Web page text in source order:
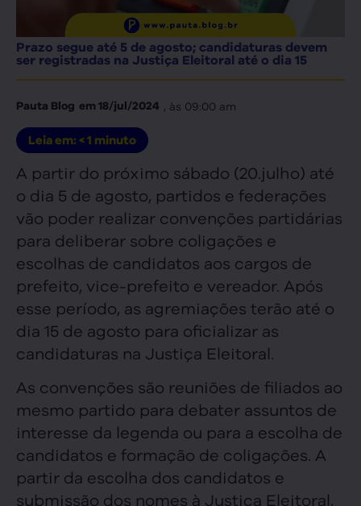
Prazo segue até 5 de agosto; candidaturas devem
ser registradas na Justiça Eleitoral até o dia 15
Pauta Blog em18/jul/2024 , às 09:00 am
Leia em: < 1 minuto
A partir do próximo sábado (20.julho) até
o dia 5 de agosto, partidos e federações
vão poder realizar convenções partidárias
para deliberar sobre coligações e
escolhas de candidatos aos cargos de
prefeito, vice-prefeito e vereador. Após
esse período, as agremiações terão até o
dia 15 de agosto para oficializar as
candidaturas na Justiça Eleitoral.
As convenções são reuniões de filiados ao
mesmo partido para debater assuntos de
interesse da legenda ou para a escolha de
candidatos e formação de coligações. A
partir da escolha dos candidatos e
submissão dos nomes à Justiça Eleitoral,